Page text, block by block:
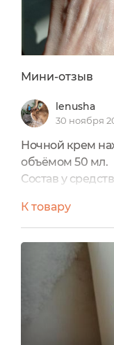
Мини-отзыв
lenusha
30 ноября
Ночной крем
объёмом 50 мл.
Состав у
абрикосовых
Крем обладает
который
после нанесения.
Крем белого
очень плотная
кожу может
очень быстро.
К товару